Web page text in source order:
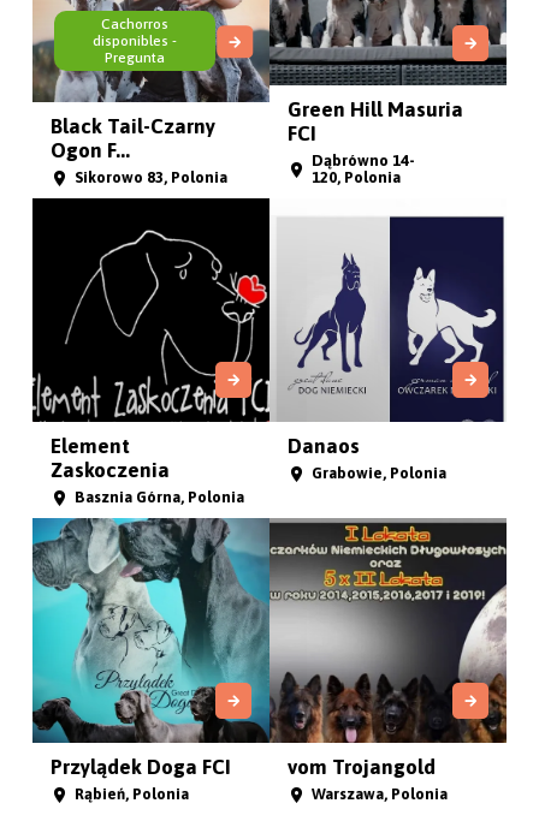
Cachorros
disponibles -
Pregunta
Black Tail-Czarny
Ogon F...
Sikorowo 83, Polonia
Green Hill Masuria
FCI
Dąbrówno 14-
120, Polonia
Element
Zaskoczenia
Basznia Górna, Polonia
Danaos
Grabowie, Polonia
Przylądek Doga FCI
Rąbień, Polonia
vom Trojangold
Warszawa, Polonia